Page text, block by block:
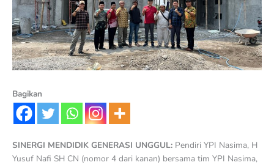
Bagikan
SINERGI MENDIDIK GENERASI UNGGUL: Pendiri YPI Nasima, H
Yusuf Nafi SH CN (nomor 4 dari kanan) bersama tim YPI Nasima,